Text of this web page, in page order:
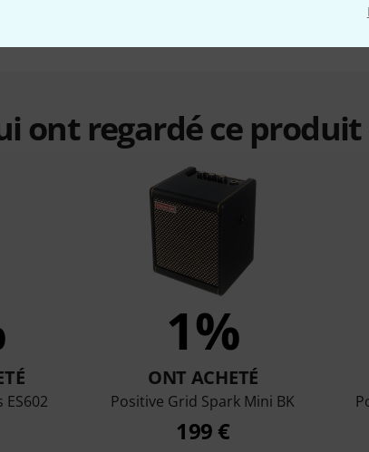
ont regardé ce
1%
ONT ACHETÉ
Positive Grid Spark Mini BK
199 €